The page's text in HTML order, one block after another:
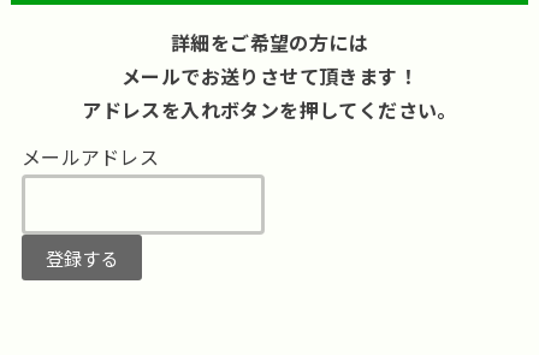
詳細をご希望の方には
メールでお送りさせて頂きます！
アドレスを入れボタンを押してください。
メールアドレス